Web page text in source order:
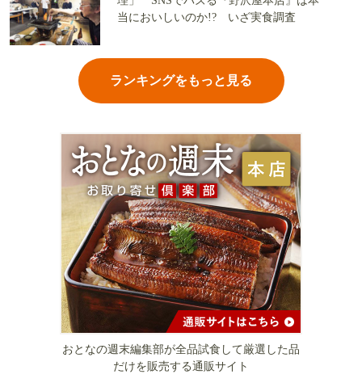
当においしいのか!? いざ実食調査
ランキングをもっと見る
おとなの週末編集部が全品試食して厳選した品
だけを販売する通販サイト